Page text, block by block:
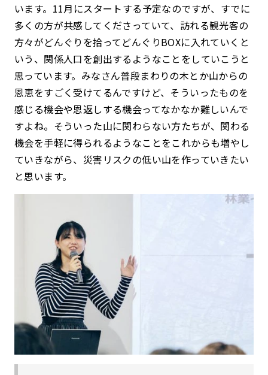
います。11月にスタートする予定なのですが、すでに
多くの方が共感してくださっていて、訪れる観光客の
方々がどんぐりを拾ってどんぐりBOXに入れていくと
いう、関係人口を創出するようなことをしていこうと
思っています。みなさん普段まわりの木とか山からの
恩恵をすごく受けてるんですけど、そういったものを
感じる機会や恩返しする機会ってなかなか難しいんで
すよね。そういった山に関わらない方たちが、関わる
機会を手軽に得られるようなことをこれからも増やし
ていきながら、災害リスクの低い山を作っていきたい
と思います。